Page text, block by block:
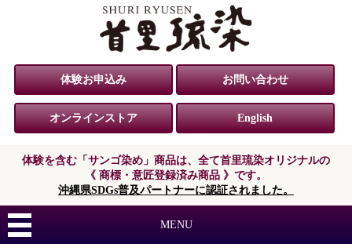
体験お申込み お問い合わせ
オンラインストア English
体験を含む「サンゴ染め」商品は、 全て首里琉染オリジナルの
《 商標・意匠登録済み商品 》です。
沖縄県SDGs普及パートナーに認証されました。
MENU